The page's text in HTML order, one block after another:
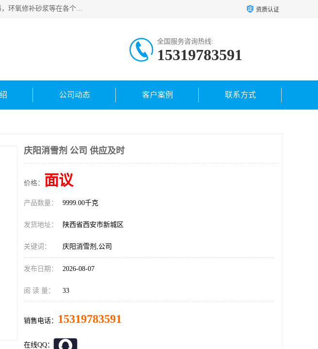
西安伊顿建材有限公司主营产品：CGM高强无收缩灌浆料，建筑结构胶，石材粘合剂，柔性防水材料，环氧修补砂浆等在各个行业得到了客户认可。 资质认证
全国服务咨询热线:
15319783591
公司动态 客户案例 联系方式
庆阳消雪剂 公司 供应及时
价格： 面议
产品数量： 9999.00千克
发货地址： 陕西省西安市新城区
关键词： 庆阳消雪剂,公司
发布日期： 2026-08-07
阅 读 量： 33
销售电话： 15319783591
在线QQ：